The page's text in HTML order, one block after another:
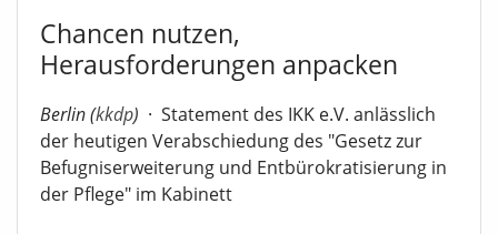
Chancen nutzen,
Herausforderungen anpacken
Berlin (kkdp) · Statement des IKK e.V. anlässlich
der heutigen Verabschiedung des "Gesetz zur
Befugniserweiterung und Entbürokratisierung in
der Pflege" im Kabinett